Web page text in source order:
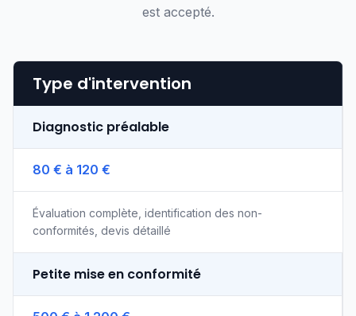
est accepté.
Type d'intervention
Diagnostic préalable
80 € à 120 €
Évaluation complète, identification des non-
conformités, devis détaillé
Petite mise en conformité